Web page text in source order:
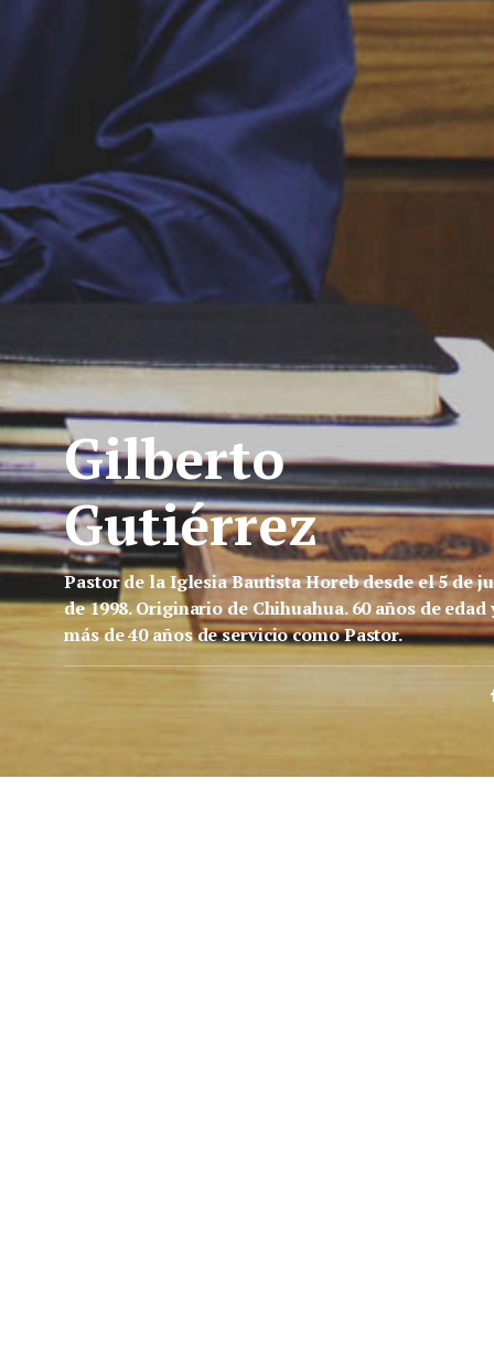
Gilberto
Gutiérrez
Pastor de la Iglesia Bautista Horeb desde el 5 de
de 1998. Originario de Chihuahua. 60 años de edad
más de 40 años de servicio como Pastor.